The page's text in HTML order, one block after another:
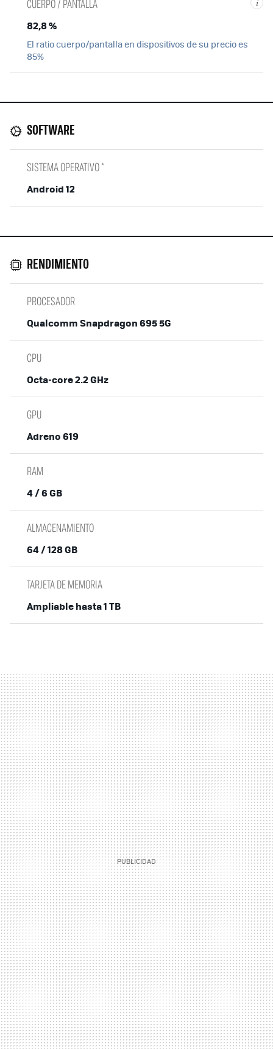
i
CUERPO / PANTALLA
82,8 %
El ratio cuerpo/pantalla en dispositivos de su precio es
85%
SOFTWARE
SISTEMA OPERATIVO *
Android 12
RENDIMIENTO
PROCESADOR
Qualcomm Snapdragon 695 5G
CPU
Octa-core 2.2 GHz
GPU
Adreno 619
RAM
4 / 6 GB
ALMACENAMIENTO
64 / 128 GB
TARJETA DE MEMORIA
Ampliable hasta 1 TB